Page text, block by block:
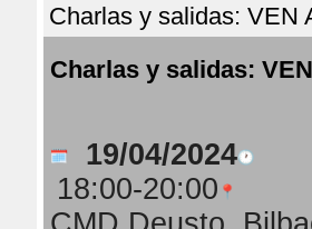
Charlas y salidas: VEN
Charlas y salidas:
19/04/2024
18:00-20:00